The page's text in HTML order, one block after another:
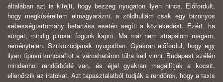
általában azt is kifejti, hogy bezzeg nyugaton ilyen nincs. Előfordult,
hogy megkíséreltem elmagyarázni, a zöldhullám csak egy bizonyos
sebességtartomány betartása esetén segíti a közlekedést. Ezért, ha
sürget, mindig pirosat fogunk kapni. Ma már nem strapálom magam,
reménytelen. Szitkozódjanak nyugodtan. Gyakran előfordul, hogy egy
ilyen típusú kuncsaftot a városhatáron túlra kell vinni. Budapest szélén
mindenhol rendőrbódé van, és éjjel gyakran megállítják a kocsit,
ellenőrzik az iratokat. Azt tapasztalatból tudják a rendőrök, hogy a taxis